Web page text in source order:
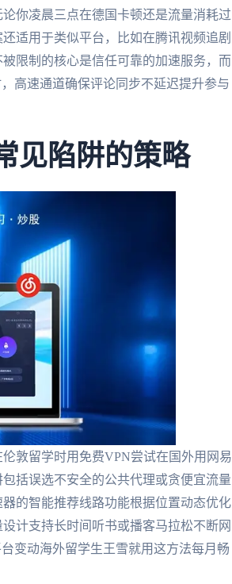
你凌晨三点在德国卡顿还是流量消耗过
适用于类似平台，比如在腾讯视频追剧
限制的核心是信任可靠的加速服务，而
高速通道确保评论同步不延迟提升参与
见陷阱的策略
敦留学时用免费VPN尝试在国外用网易
括误选不安全的公共代理或贪便宜流量
的智能推荐线路功能根据位置动态优化
计支持长时间听书或播客马拉松不断网
变动海外留学生王雪就用这方法每月畅